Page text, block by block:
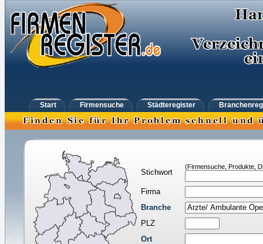
Start Firmensuche Städteregister
Stichwort
(Firmensuche, Produkte,
Firma
Branche
PLZ
Ort